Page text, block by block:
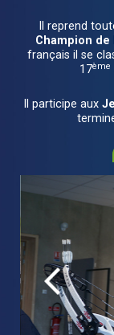
Il reprend
Champion de
français il se
17ème
Il participe aux